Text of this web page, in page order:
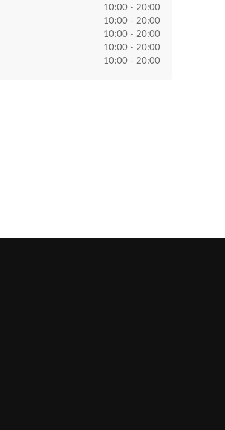
10:00 - 20:00
10:00 - 20:00
10:00 - 20:00
10:00 - 20:00
10:00 - 20:00